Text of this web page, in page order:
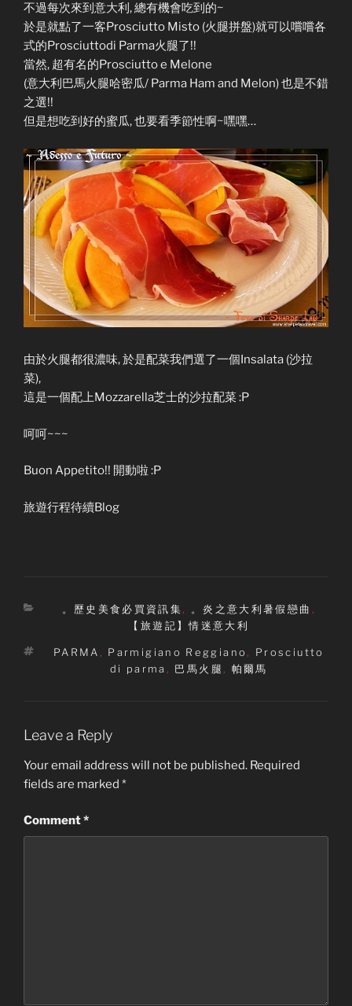
不過每次來到意大利, 總有機會吃到的~
於是就點了一客Prosciutto Misto (火腿拼盤)就可以嚐嚐各
式的Prosciuttodi Parma火腿了!!
當然, 超有名的Prosciutto e Melone
(意大利巴馬火腿哈密瓜/ Parma Ham and Melon) 也是不錯
之選!!
但是想吃到好的蜜瓜, 也要看季節性啊~嘿嘿…
由於火腿都很濃味, 於是配菜我們選了一個Insalata (沙拉
菜),
這是一個配上Mozzarella芝士的沙拉配菜 :P
呵呵~~~
Buon Appetito!! 開動啦 :P
旅遊行程待續Blog
Categories
。歷史美食必買資訊集, 。炎之意大利暑假戀曲 ,
【旅遊記】情迷意大利
Tags
PARMA, Parmigiano Reggiano, Prosciutto
di parma , 巴馬火腿, 帕爾馬
Leave a Reply
Your email address will not be published. Required
fields are marked *
Comment*